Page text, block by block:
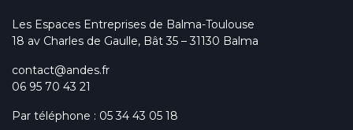
Les Espaces Entreprises de Balma-Toulouse
18 av Charles de Gaulle, Bât 35 – 31130 Balma
contact@andes.fr
06 95 70 43 21
Par téléphone : 05 34 43 05 18